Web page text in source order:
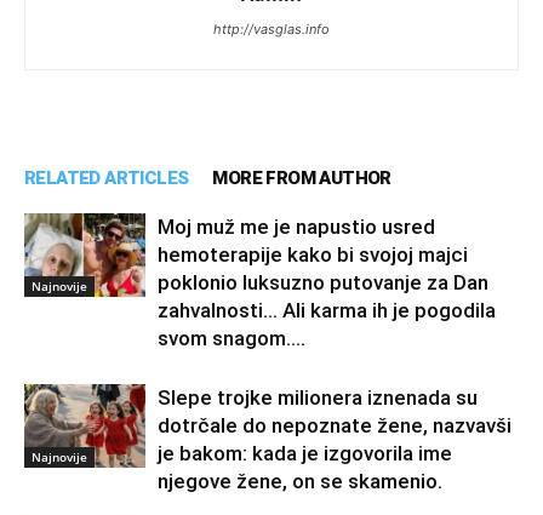
http://vasglas.info
RELATED ARTICLES MORE FROM AUTHOR
Najnovije
Moj muž me je napustio usred
hemoterapije kako bi svojoj majci
poklonio luksuzno putovanje za Dan
zahvalnosti… Ali karma ih je pogodila
svom snagom....
Najnovije
Slepe trojke milionera iznenada su
dotrčale do nepoznate žene, nazvavši
je bakom: kada je izgovorila ime
njegove žene, on se skamenio.